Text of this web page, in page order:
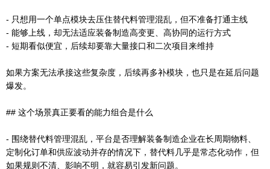
- 只想用一个单点模块去压住替代料管理混乱，但不准备打通主线
- 能够上线，却无法适应装备制造高变更、高协同的运行方式
- 短期看似便宜，后续却要靠大量接口和二次项目来维持
如果方案无法承接这些复杂度，后续再多补模块，也只是在延后问题
爆发。
## 这个场景真正要看的能力组合是什么
- 围绕替代料管理混乱，平台是否理解装备制造企业在长周期物料、
定制化订单和供应波动并存的情况下，替代料几乎是常态化动作，但
如果规则不清、影响不明，就容易引发新问题。